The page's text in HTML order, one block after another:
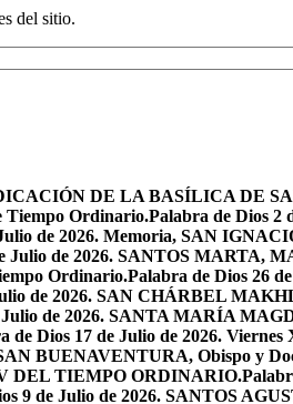
del sitio.
DE LA BASÍLICA DE
Tiempo Ordinario.Palabra de Dios
de 2026. Memoria, SAN
Julio de 2026. SANTOS MARTA,
Ordinario.Palabra de Dios 26
de 2026. SAN CHÁRBEL
Julio de 2026. SANTA MARÍA
de Dios 17 de Julio de 2026.
BUENAVENTURA, Obispo y
DEL TIEMPO ORDINARIO.
9 de Julio de 2026. SANTOS